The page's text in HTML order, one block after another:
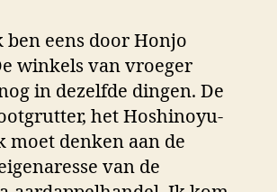
ben eens door Honjo
winkels van vroeger
in dezelfde dingen. De
het Hoshinoyu-
moet denken aan de
van de